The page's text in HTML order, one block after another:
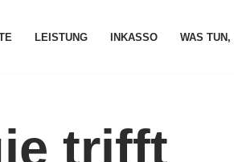
LEISTUNG INKASSO WAS
trifft